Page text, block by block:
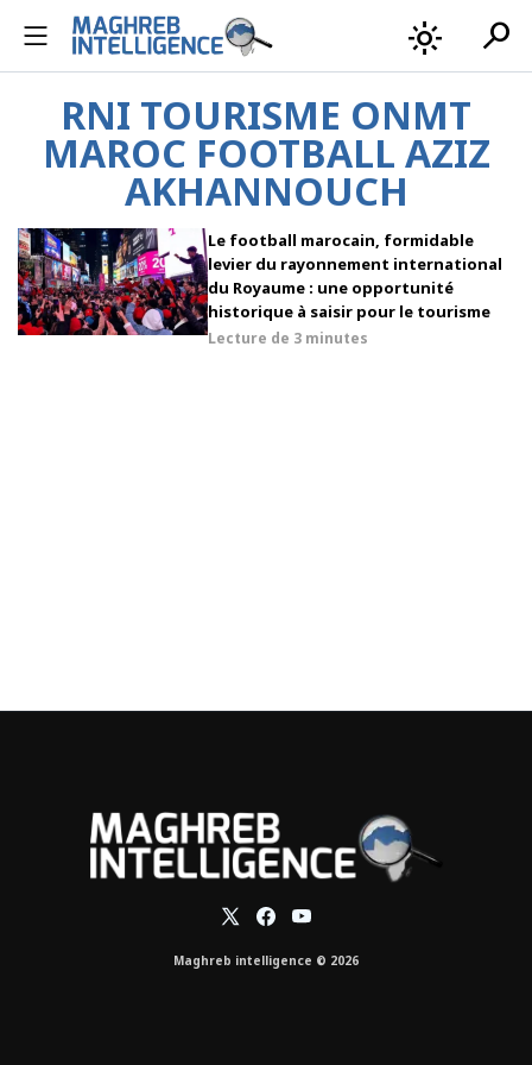
light_mode search
RNI TOURISME ONMT
MAROC FOOTBALL AZIZ
AKHANNOUCH
Le football marocain, formidable
levier du rayonnement international
du Royaume : une opportunité
historique à saisir pour le tourisme
Lecture de 3 minutes
Maghreb intelligence © 2026